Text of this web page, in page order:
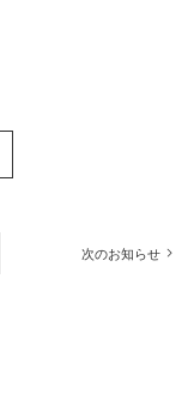
次のお知らせ